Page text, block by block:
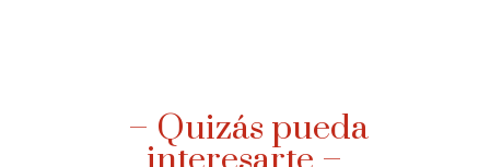
– Quizás pueda